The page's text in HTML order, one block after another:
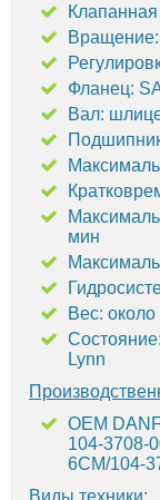
Фланец:
Вал:
мин
Вес: около
Lynn
OEM
104-3708-
6CM/104-
Виды техники: